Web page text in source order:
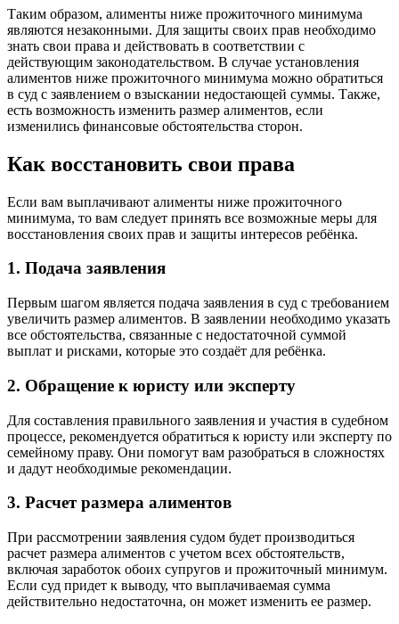
Таким образом, алименты ниже прожиточного минимума
являются незаконными. Для защиты своих прав необходимо
знать свои права и действовать в соответствии с
действующим законодательством. В случае установления
алиментов ниже прожиточного минимума можно обратиться
в суд с заявлением о взыскании недостающей суммы. Также,
есть возможность изменить размер алиментов, если
изменились финансовые обстоятельства сторон.
Как восстановить свои права
Если вам выплачивают алименты ниже прожиточного
минимума, то вам следует принять все возможные меры для
восстановления своих прав и защиты интересов ребёнка.
1. Подача заявления
Первым шагом является подача заявления в суд с требованием
увеличить размер алиментов. В заявлении необходимо указать
все обстоятельства, связанные с недостаточной суммой
выплат и рисками, которые это создаёт для ребёнка.
2. Обращение к юристу или эксперту
Для составления правильного заявления и участия в судебном
процессе, рекомендуется обратиться к юристу или эксперту по
семейному праву. Они помогут вам разобраться в сложностях
и дадут необходимые рекомендации.
3. Расчет размера алиментов
При рассмотрении заявления судом будет производиться
расчет размера алиментов с учетом всех обстоятельств,
включая заработок обоих супругов и прожиточный минимум.
Если суд придет к выводу, что выплачиваемая сумма
действительно недостаточна, он может изменить ее размер.